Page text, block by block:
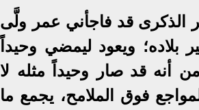
الذكرى قد فاجأني عمر ولَّى
بلاده؛ ويعود ليمضي وحيداً
أنه قد صار وحيداً مثله لا
فوق الملامح، يجمع ما